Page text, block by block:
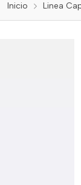
Inicio Linea